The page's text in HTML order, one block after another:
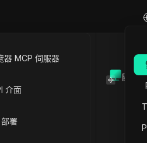
開放
器 MCP 伺服器
介面
署
行銷）